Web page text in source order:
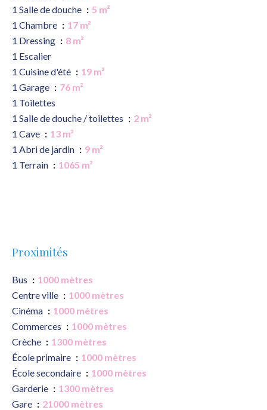
1 Salle de douche
5 m²
1 Chambre
17 m²
1 Dressing
8 m²
1 Escalier
1 Cuisine d'été
19 m²
1 Garage
76 m²
1 Toilettes
1 Salle de douche / toilettes
2 m²
1 Cave
13 m²
1 Abri de jardin
9 m²
1 Terrain
1065 m²
Proximités
Bus
1000 mètres
Centre ville
1000 mètres
Cinéma
1000 mètres
Commerces
1000 mètres
Crèche
1300 mètres
École primaire
1000 mètres
École secondaire
1000 mètres
Garderie
1300 mètres
Gare
21000 mètres